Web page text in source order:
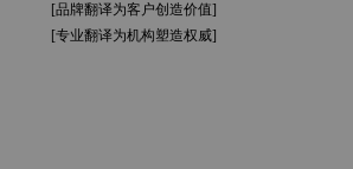
[品牌翻译为客户创造价值]
[专业翻译为机构塑造权威]